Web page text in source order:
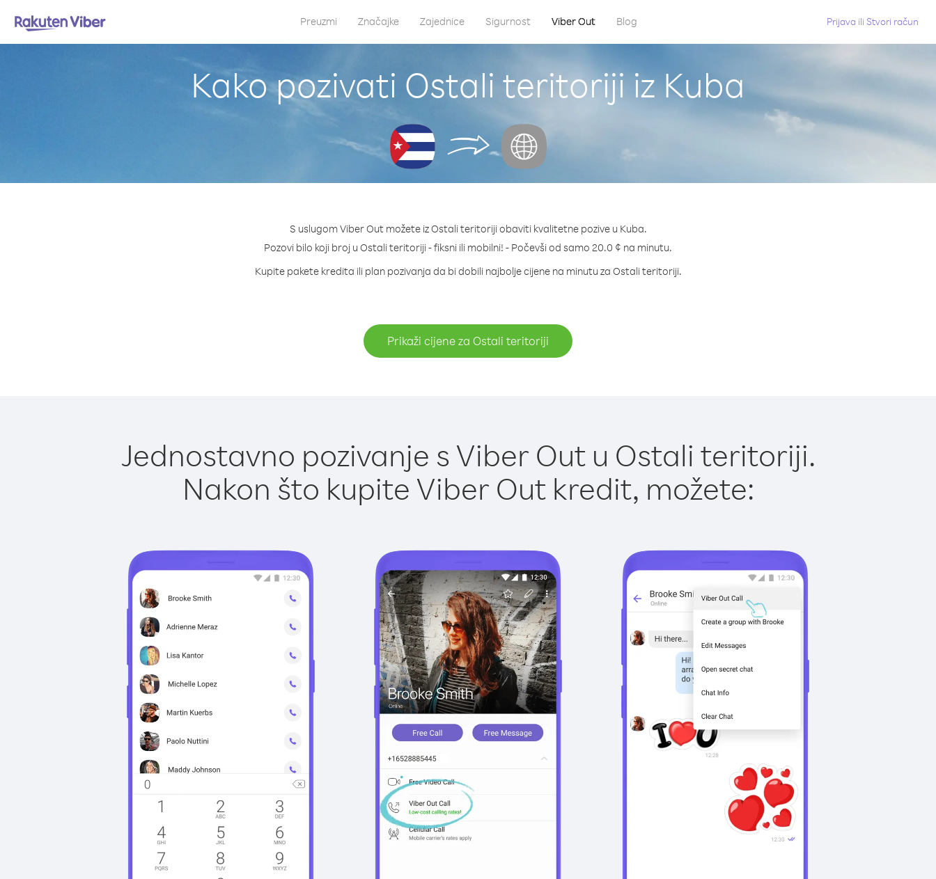
Preuzmi Značajke Zajednice Sigurnost Viber Out Blog Prijava ili Stvori račun
Kako pozivati Ostali teritoriji iz Kuba
S uslugom Viber Out možete iz Ostali teritoriji obaviti kvalitetne pozive u Kuba.
Pozovi bilo koji broj u Ostali teritoriji - fiksni ili mobilni! - Počevši od samo 20.0 ¢ na minutu.
Kupite pakete kredita ili plan pozivanja da bi dobili najbolje cijene na minutu za Ostali teritoriji.
Prikaži cijene za Ostali teritoriji
Jednostavno pozivanje s Viber Out u Ostali teritoriji.
Nakon što kupite Viber Out kredit, možete: